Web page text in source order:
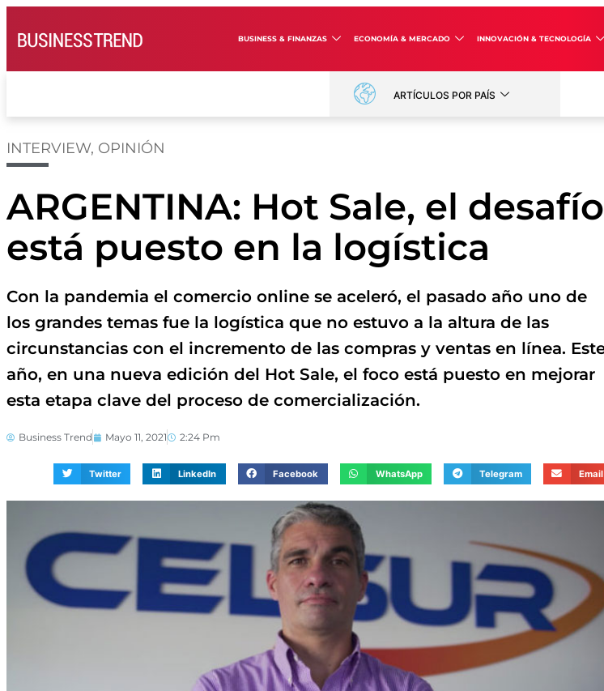
BUSINESS & FINANZAS ECONOMÍA & MERCADO INNOVACIÓN & TECNOLOGÍA
ARTÍCULOS POR PAÍS
INTERVIEW, OPINIÓN
ARGENTINA: Hot Sale, el desafío
está puesto en la logística
Con la pandemia el comercio online se aceleró, el pasado año uno de
los grandes temas fue la logística que no estuvo a la altura de las
circunstancias con el incremento de las compras y ventas en línea.
año, en una nueva edición del Hot Sale, el foco está puesto en mejorar
esta etapa clave del proceso de comercialización.
Business Trend Mayo 11, 2021 2:24 Pm
Twitter LinkedIn Facebook WhatsApp Telegram Email